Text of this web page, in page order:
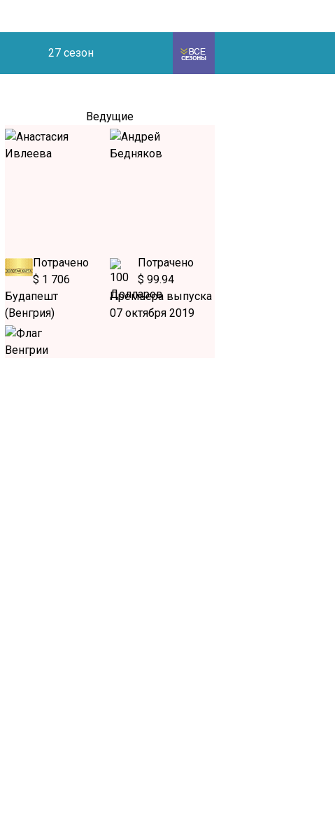
27 сезон
Ведущие
Потрачено
$ 1 706
Потрачено
$ 99.94
Будапешт
(Венгрия)
Премьера выпуска
07 октября 2019